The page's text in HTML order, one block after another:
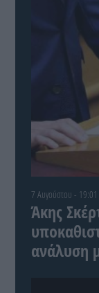
7 Αυγούστου - 19:01
Άκης
ανάλυση